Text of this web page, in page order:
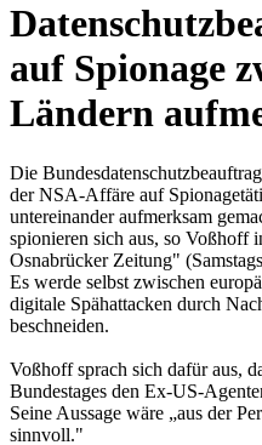
auf Spionage
Ländern
Die
der NSA-Affäre auf
untereinander aufmerksam
spionieren sich aus, so Voßhoff
Osnabrücker Zeitung"
Es werde selbst zwischen
digitale Spähattacken durch
beschneiden.
Voßhoff sprach sich dafür aus,
Bundestages den Ex-US-
Seine Aussage wäre „aus der
sinnvoll."